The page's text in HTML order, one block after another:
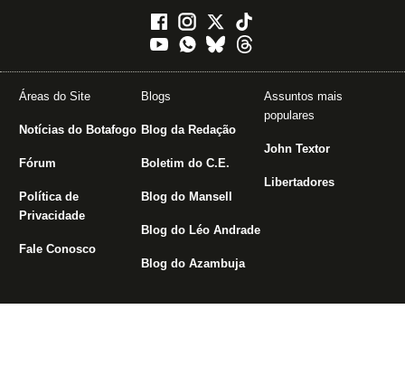
Áreas do Site
Notícias do Botafogo
Fórum
Política de
Privacidade
Fale Conosco
Blogs
Blog da Redação
Boletim do C.E.
Blog do Mansell
Blog do Léo Andrade
Blog do Azambuja
Assuntos mais
populares
John Textor
Libertadores